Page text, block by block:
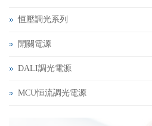
恒壓調光系列
開關電源
DALI調光電源
MCU恒流調光電源